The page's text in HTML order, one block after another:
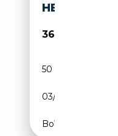
HEAD-UP
36 670€
50 174 km
03/2018
Boîte automatique